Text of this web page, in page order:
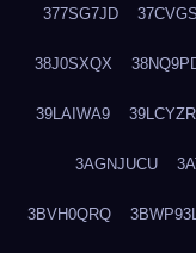
377SG7JD
38J0SXQX
39LAIWA9 39LCYZRI
3AGNJUCU
3BVH0QRQ